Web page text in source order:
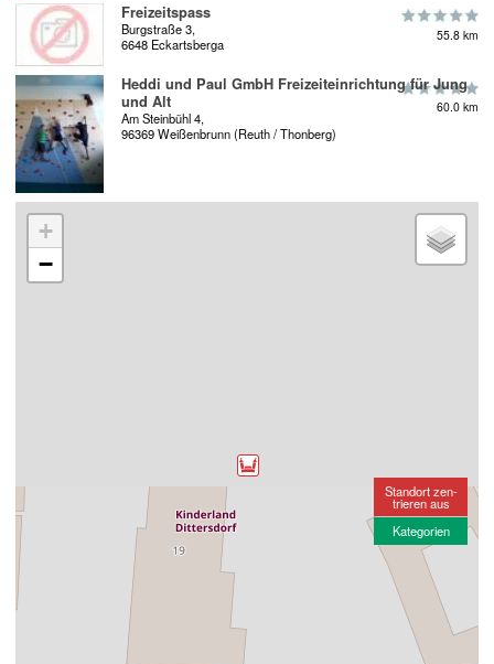
Freizeitspass
Burgstraße 3,
6648 Eckartsberga
55.8 km
Heddi und Paul GmbH Freizeiteinrichtung für Jung
und Alt
Am Steinbühl 4,
96369 Weißenbrunn (Reuth / Thonberg)
60.0 km
+
−
Standort zen-
trieren aus
Kategorien